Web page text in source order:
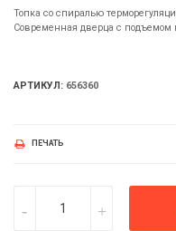
Топка со спиралью
Современная дверца с подъемом
АРТИКУЛ: 656360
ПЕЧАТЬ